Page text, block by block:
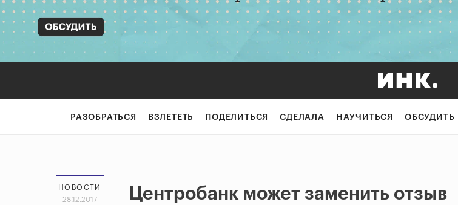
РАЗОБРАТЬСЯ ВЗЛЕТЕТЬ ПОДЕЛИТЬСЯ СДЕЛАЛА НАУЧИТЬСЯ ОБСУДИТЬ
НОВОСТИ
28.12.2017
Центробанк может заменить отзыв